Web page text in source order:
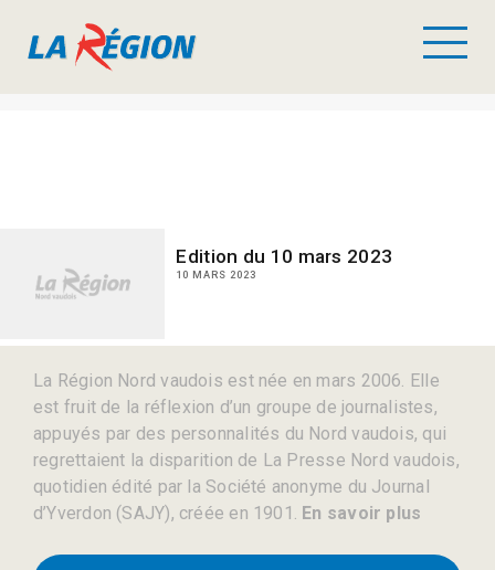
Edition du 10 mars 2023
10 MARS 2023
La Région Nord vaudois est née en mars 2006. Elle
est fruit de la réflexion d’un groupe de journalistes,
appuyés par des personnalités du Nord vaudois, qui
regrettaient la disparition de La Presse Nord vaudois,
quotidien édité par la Société anonyme du Journal
d’Yverdon (SAJY), créée en 1901. En savoir plus